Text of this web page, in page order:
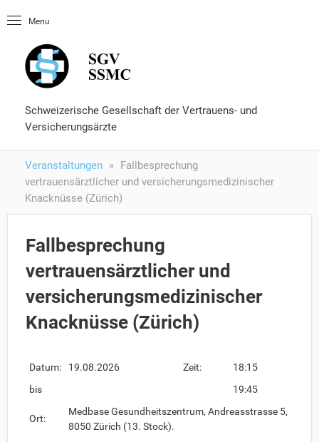
Menu
Schweizerische Gesellschaft der Vertrauens- und
Versicherungsärzte
Veranstaltungen
Fallbesprechung
vertrauensärztlicher und versicherungsmedizinischer
Knacknüsse (Zürich)
Fallbesprechung
vertrauensärztlicher und
versicherungsmedizinischer
Knacknüsse (Zürich)
Datum: 19.08.2026 Zeit:
18:15
bis
19:45
Ort:
Medbase Gesundheitszentrum, Andreasstrasse 5,
8050 Zürich (13. Stock).
Nachschlagewerke
Fähigkeitsausweis
Formulare und Services